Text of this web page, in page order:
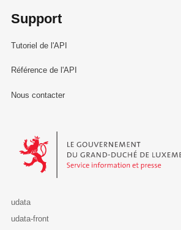
Support
Tutoriel de l'API
Référence de l'API
Nous contacter
Le Gouvernement du Grand-Duché de
udata
udata-front